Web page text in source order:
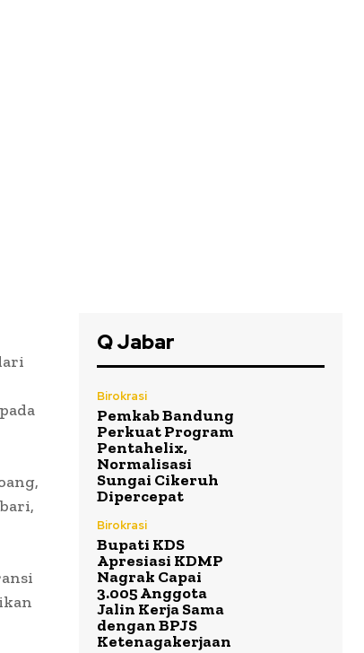
Q Jabar
Birokrasi
Pemkab Bandung
Perkuat Program
Pentahelix,
Normalisasi
Sungai Cikeruh
Dipercepat
Birokrasi
Bupati KDS
Apresiasi KDMP
Nagrak Capai
3.005 Anggota
Jalin Kerja Sama
dengan BPJS
Ketenagakerjaan